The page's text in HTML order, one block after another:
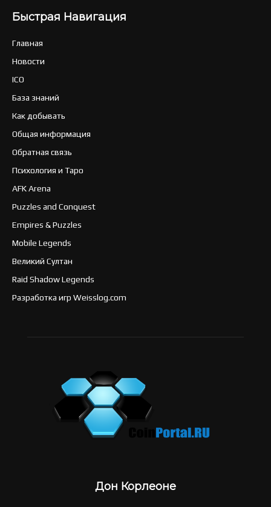
Быстрая Навигация
Главная
Новости
ICO
База знаний
Как добывать
Общая информация
Обратная связь
Психология и Таро
AFK Arena
Puzzles and Conquest
Empires & Puzzles
Mobile Legends
Великий Султан
Raid Shadow Legends
Разработка игр Weisslog.com
Дон Корлеоне